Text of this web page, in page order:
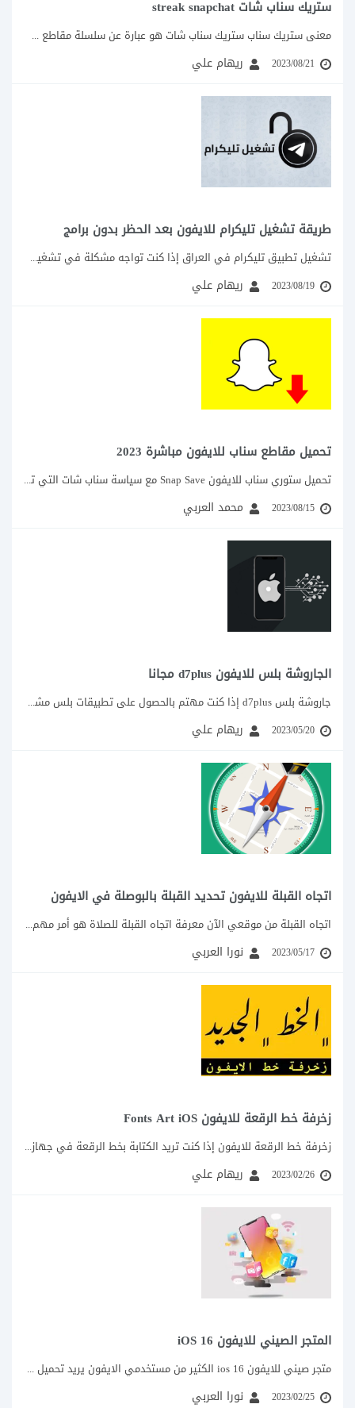
ستريك سناب شات streak snapchat
معنى ستريك سناب ستريك سناب شات هو عبارة عن سلسلة مقاطع سناب متتالية، يتم...
2023/08/21 ريهام علي
طريقة تشغيل تليكرام للايفون بعد الحظر بدون برامج
تشغيل تطبيق تليكرام في العراق إذا كنت تواجه مشكلة في تشغيل تطبيق تليكرام العراق،...
2023/08/19 ريهام علي
تحميل مقاطع سناب للايفون مباشرة 2023
تحميل ستوري سناب للايفون Snap Save مع سياسة سناب شات التي تمنع تحميل ستوري...
2023/08/15 محمد العربي
الجاروشة بلس للايفون d7plus مجانا
جاروشة بلس d7plus إذا كنت مهتم بالحصول على تطبيقات بلس مشهورة والعاب للايفون، الحل...
2023/05/20 ريهام علي
اتجاه القبلة للايفون تحديد القبلة بالبوصلة في الايفون
اتجاه القبلة من موقعي الآن معرفة اتجاه القبلة للصلاة هو أمر مهم جدا لأداء...
2023/05/17 نورا العربي
زخرفة خط الرقعة للايفون Fonts Art iOS
زخرفة خط الرقعة للايفون إذا كنت تريد الكتابة بخط الرقعة في جهازك الايفون، فالأمر...
2023/02/26 ريهام علي
المتجر الصيني للايفون iOS 16
متجر صيني للايفون ios 16 الكثير من مستخدمي الايفون يريد تحميل متاجر صينية للايفون...
2023/02/25 نورا العربي